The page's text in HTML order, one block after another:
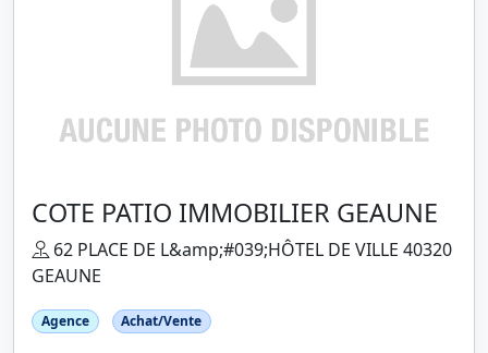
COTE PATIO IMMOBILIER GEAUNE
62 PLACE DE L&amp;#039;HÔTEL DE VILLE 40320
GEAUNE
Agence Achat/Vente